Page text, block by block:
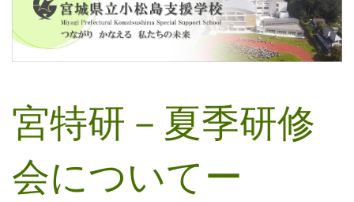
宮特研－夏季研修
会についてー